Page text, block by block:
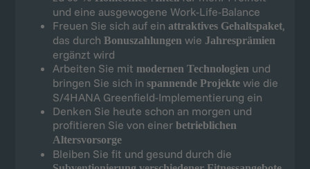
und eine ausgewogene Work-Life-Balance
Freuen Sie sich auf ein attraktives Gehaltspaket,
das durch Bonuszahlungen wie Jahresprämien
ergänzt wird
Arbeiten Sie mit modernen Technologien und
bringen Sie sich in spannende Projekte wie die
S/4HANA Greenfield-Implementierung ein
Denken Sie heute schon an morgen und
profitieren Sie von einer betrieblichen
Altersvorsorge
Bleiben Sie fit und gesund durch die